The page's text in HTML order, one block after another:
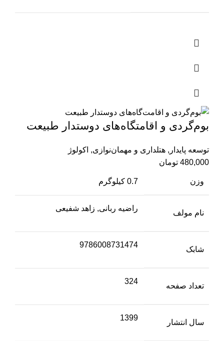
بوم‌گردی و اقامتگاه‌های دوستدار طبیعت
توسعه پایدار , هتلداری و مهمان‌نوازی, اکولوژ
480,000 تومان
وزن 0.7 کیلوگرم
نام مولف
راضیه ربانی, زاهد شفیعی
شابک
9786008731474
تعداد صفحه
324
سال انتشار
1399